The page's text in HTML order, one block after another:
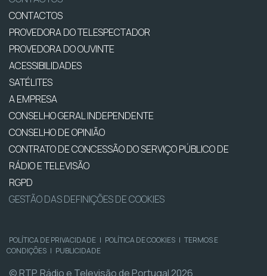
CONTACTOS
PROVEDORA DO TELESPECTADOR
PROVEDORA DO OUVINTE
ACESSIBILIDADES
SATÉLITES
A EMPRESA
CONSELHO GERAL INDEPENDENTE
CONSELHO DE OPINIÃO
CONTRATO DE CONCESSÃO DO SERVIÇO PÚBLICO DE
RÁDIO E TELEVISÃO
RGPD
GESTÃO DAS DEFINIÇÕES DE COOKIES
POLÍTICA DE PRIVACIDADE | POLÍTICA DE COOKIES | TERMOS E
CONDIÇÕES | PUBLICIDADE
© RTP, Rádio e Televisão de Portugal 2026